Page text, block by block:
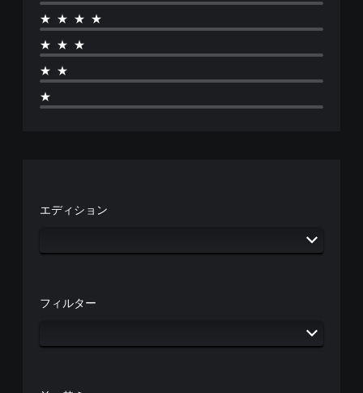
★★★★
★★★
★★
★
エディション
フィルター